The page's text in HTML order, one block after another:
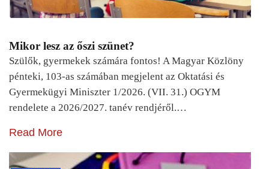
Mikor lesz az őszi szünet?
Szülők, gyermekek számára fontos! A Magyar Közlöny
pénteki, 103-as számában megjelent az Oktatási és
Gyermekügyi Miniszter 1/2026. (VII. 31.) OGYM
rendelete a 2026/2027. tanév rendjéről.…
Read More